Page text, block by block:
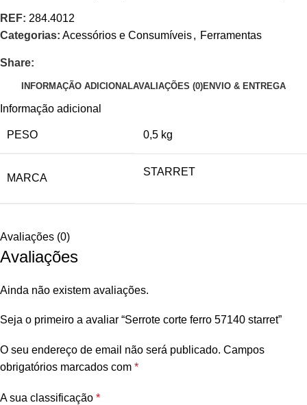
REF: 284.4012
Categorias: Acessórios e Consumíveis, Ferramentas
Share:
INFORMAÇÃO ADICIONALAVALIAÇÕES (0)ENVIO & ENTREGA
Informação adicional
PESO 0,5 kg
MARCA
STARRET
Avaliações (0)
Avaliações
Ainda não existem avaliações.
Seja o primeiro a avaliar “Serrote corte ferro 57140 starret”
O seu endereço de email não será publicado. Campos
obrigatórios marcados com *
A sua classificação *